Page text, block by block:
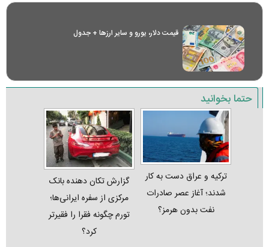
قیمت دلار، یورو و سایر ارز‌ها + جدول
حتما بخوانید
ترکیه و عراق دست به کار
شدند؛ آغاز عصر صادرات
نفت بدون هرمز؟
گزارش تکان‌ دهنده بانک
مرکزی از سفره ایرانی‌ها؛
تورم چگونه فقرا را فقیرتر
کرد؟